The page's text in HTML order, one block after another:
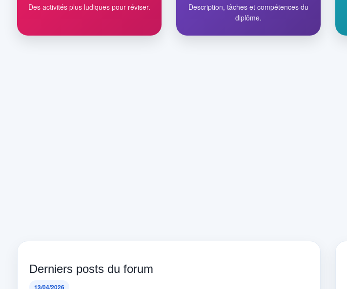
Des activités plus ludiques pour réviser.
Description, tâches et compétences du
diplôme.
Derniers posts du forum
13/04/2026